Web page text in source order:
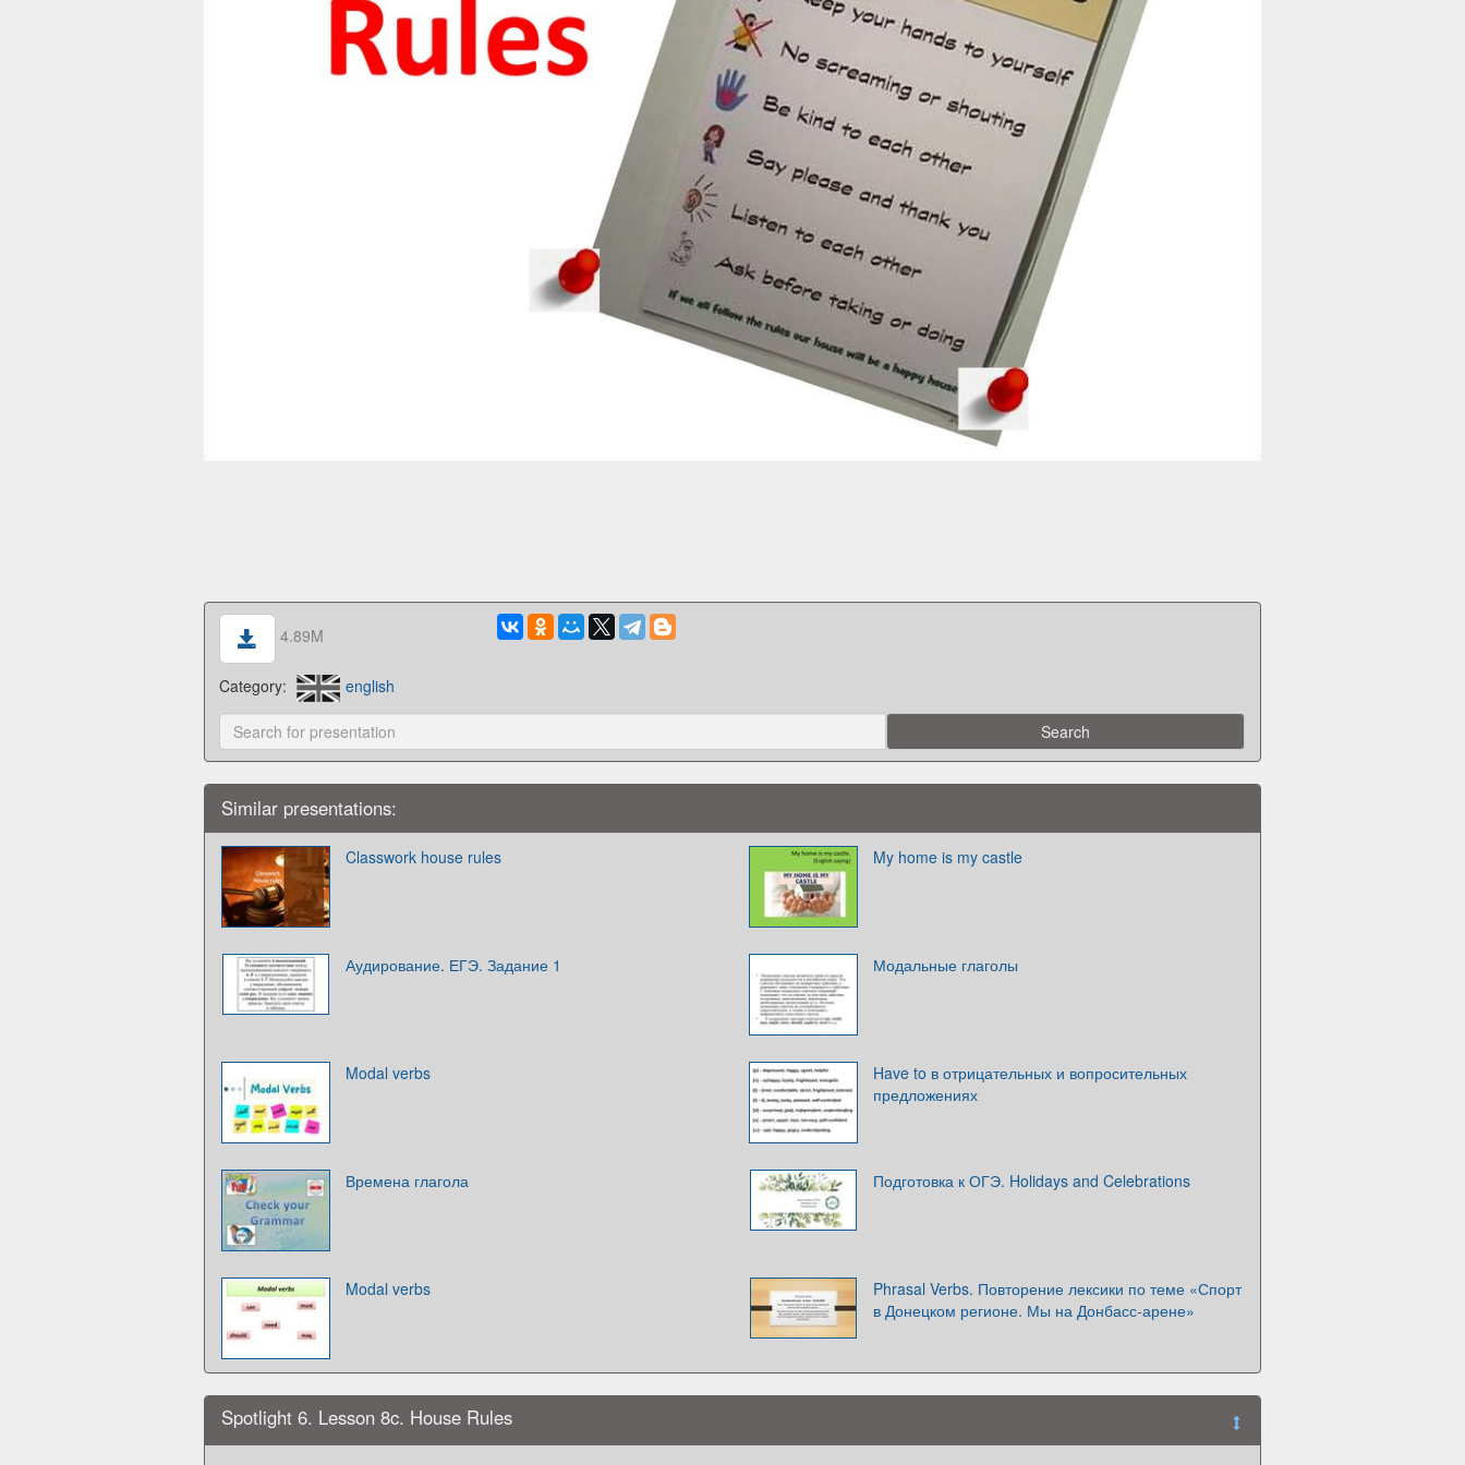
4.89M
Category: english
Similar presentations:
Classwork house rules My home is my castle
Аудирование. ЕГЭ. Задание 1 Модальные глаголы
Modal verbs
Have to в отрицательных и вопросительных
предложениях
Времена глагола Подготовка к ОГЭ. Holidays and Celebrations
Modal verbs
Phrasal Verbs. Повторение лексики по теме «Спорт
в Донецком регионе. Мы на Донбасс-арене»
Spotlight 6. Lesson 8c. House Rules